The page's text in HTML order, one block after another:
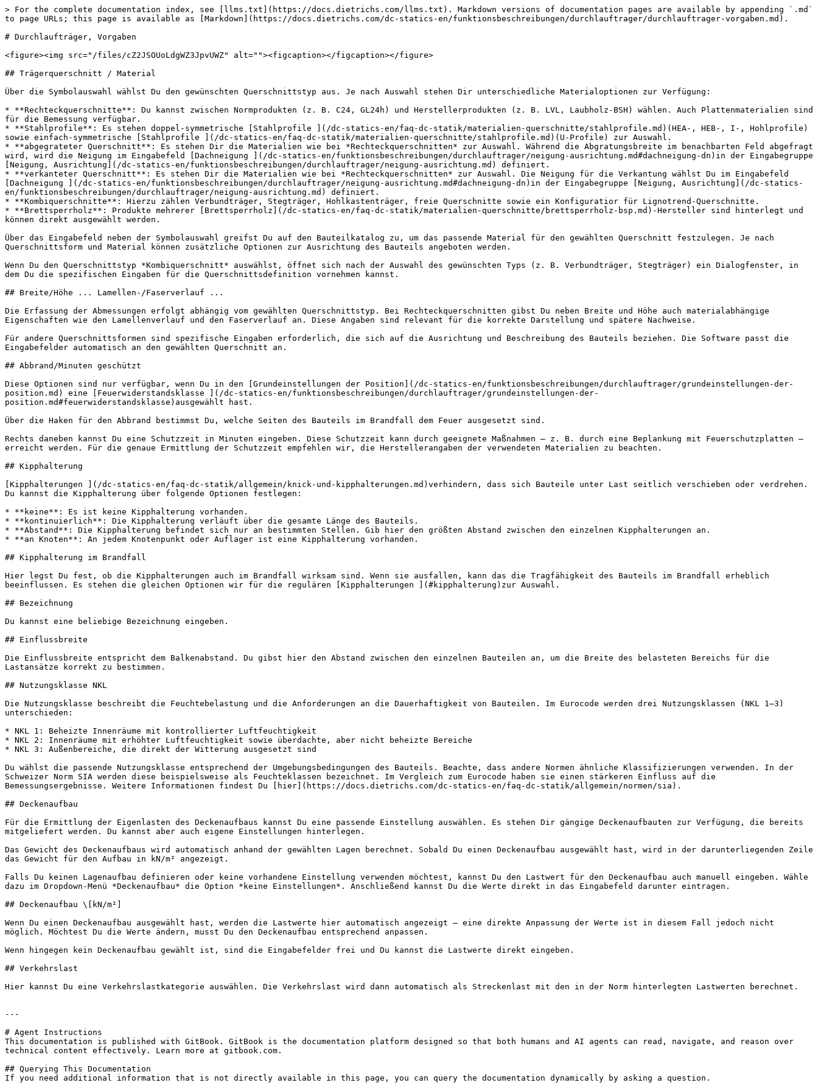
> For the complete documentation index, see [llms.txt](https://docs.dietrichs.com/llms.txt). Markdown versions of documentation pages are available by appending `.md`
to page URLs; this page is available as [Markdown](https://docs.dietrichs.com/dc-statics-en/funktionsbeschreibungen/durchlauftrager/durchlauftrager-vorgaben.md).
# Durchlaufträger, Vorgaben
<figure><img src="/files/cZ2JSOUoLdgWZ3JpvUWZ" alt=""><figcaption></figcaption></figure>
## Trägerquerschnitt / Material
Über die Symbolauswahl wählst Du den gewünschten Querschnittstyp aus. Je nach Auswahl stehen Dir unterschiedliche Materialoptionen zur Verfügung:
* **Rechteckquerschnitte**: Du kannst zwischen Normprodukten (z. B. C24, GL24h) und Herstellerprodukten (z. B. LVL, Laubholz-BSH) wählen. Auch Plattenmaterialien sind
für die Bemessung verfügbar.
* **Stahlprofile**: Es stehen doppel-symmetrische [Stahlprofile ](/dc-statics-en/faq-dc-statik/materialien-querschnitte/stahlprofile.md)(HEA-, HEB-, I-, Hohlprofile)
sowie einfach-symmetrische [Stahlprofile ](/dc-statics-en/faq-dc-statik/materialien-querschnitte/stahlprofile.md)(U-Profile) zur Auswahl.
* **abgegrateter Querschnitt**: Es stehen Dir die Materialien wie bei *Rechteckquerschnitten* zur Auswahl. Während die Abgratungsbreite im benachbarten Feld abgefragt
wird, wird die Neigung im Eingabefeld [Dachneigung ](/dc-statics-en/funktionsbeschreibungen/durchlauftrager/neigung-ausrichtung.md#dachneigung-dn)in der Eingabegruppe
[Neigung, Ausrichtung](/dc-statics-en/funktionsbeschreibungen/durchlauftrager/neigung-ausrichtung.md) definiert.
* **verkanteter Querschnitt**: Es stehen Dir die Materialien wie bei *Rechteckquerschnitten* zur Auswahl. Die Neigung für die Verkantung wählst Du im Eingabefeld
[Dachneigung ](/dc-statics-en/funktionsbeschreibungen/durchlauftrager/neigung-ausrichtung.md#dachneigung-dn)in der Eingabegruppe [Neigung, Ausrichtung](/dc-statics-
en/funktionsbeschreibungen/durchlauftrager/neigung-ausrichtung.md) definiert.
* **Kombiquerschnitte**: Hierzu zählen Verbundträger, Stegträger, Hohlkastenträger, freie Querschnitte sowie ein Konfiguratior für Lignotrend-Querschnitte.
* **Brettsperrholz**: Produkte mehrerer [Brettsperrholz](/dc-statics-en/faq-dc-statik/materialien-querschnitte/brettsperrholz-bsp.md)-Hersteller sind hinterlegt und
können direkt ausgewählt werden.
Über das Eingabefeld neben der Symbolauswahl greifst Du auf den Bauteilkatalog zu, um das passende Material für den gewählten Querschnitt festzulegen. Je nach
Querschnittsform und Material können zusätzliche Optionen zur Ausrichtung des Bauteils angeboten werden.
Wenn Du den Querschnittstyp *Kombiquerschnitt* auswählst, öffnet sich nach der Auswahl des gewünschten Typs (z. B. Verbundträger, Stegträger) ein Dialogfenster, in
dem Du die spezifischen Eingaben für die Querschnittsdefinition vornehmen kannst.
## Breite/Höhe ... Lamellen-/Faserverlauf ...
Die Erfassung der Abmessungen erfolgt abhängig vom gewählten Querschnittstyp. Bei Rechteckquerschnitten gibst Du neben Breite und Höhe auch materialabhängige
Eigenschaften wie den Lamellenverlauf und den Faserverlauf an. Diese Angaben sind relevant für die korrekte Darstellung und spätere Nachweise.
Für andere Querschnittsformen sind spezifische Eingaben erforderlich, die sich auf die Ausrichtung und Beschreibung des Bauteils beziehen. Die Software passt die
Eingabefelder automatisch an den gewählten Querschnitt an.
## Abbrand/Minuten geschützt
Diese Optionen sind nur verfügbar, wenn Du in den [Grundeinstellungen der Position](/dc-statics-en/funktionsbeschreibungen/durchlauftrager/grundeinstellungen-der-
position.md) eine [Feuerwiderstandsklasse ](/dc-statics-en/funktionsbeschreibungen/durchlauftrager/grundeinstellungen-der-
position.md#feuerwiderstandsklasse)ausgewählt hast.
Über die Haken für den Abbrand bestimmst Du, welche Seiten des Bauteils im Brandfall dem Feuer ausgesetzt sind.
Rechts daneben kannst Du eine Schutzzeit in Minuten eingeben. Diese Schutzzeit kann durch geeignete Maßnahmen – z. B. durch eine Beplankung mit Feuerschutzplatten –
erreicht werden. Für die genaue Ermittlung der Schutzzeit empfehlen wir, die Herstellerangaben der verwendeten Materialien zu beachten.
## Kipphalterung
[Kipphalterungen ](/dc-statics-en/faq-dc-statik/allgemein/knick-und-kipphalterungen.md)verhindern, dass sich Bauteile unter Last seitlich verschieben oder verdrehen.
Du kannst die Kipphalterung über folgende Optionen festlegen:
* **keine**: Es ist keine Kipphalterung vorhanden.
* **kontinuierlich**: Die Kipphalterung verläuft über die gesamte Länge des Bauteils.
* **Abstand**: Die Kipphalterung befindet sich nur an bestimmten Stellen. Gib hier den größten Abstand zwischen den einzelnen Kipphalterungen an.
* **an Knoten**: An jedem Knotenpunkt oder Auflager ist eine Kipphalterung vorhanden.
## Kipphalterung im Brandfall
Hier legst Du fest, ob die Kipphalterungen auch im Brandfall wirksam sind. Wenn sie ausfallen, kann das die Tragfähigkeit des Bauteils im Brandfall erheblich
beeinflussen. Es stehen die gleichen Optionen wir für die regulären [Kipphalterungen ](#kipphalterung)zur Auswahl.
## Bezeichnung
Du kannst eine beliebige Bezeichnung eingeben.
## Einflussbreite
Die Einflussbreite entspricht dem Balkenabstand. Du gibst hier den Abstand zwischen den einzelnen Bauteilen an, um die Breite des belasteten Bereichs für die
Lastansätze korrekt zu bestimmen.
## Nutzungsklasse NKL
Die Nutzungsklasse beschreibt die Feuchtebelastung und die Anforderungen an die Dauerhaftigkeit von Bauteilen. Im Eurocode werden drei Nutzungsklassen (NKL 1–3)
unterschieden:
* NKL 1: Beheizte Innenräume mit kontrollierter Luftfeuchtigkeit
* NKL 2: Innenräume mit erhöhter Luftfeuchtigkeit sowie überdachte, aber nicht beheizte Bereiche
* NKL 3: Außenbereiche, die direkt der Witterung ausgesetzt sind
Du wählst die passende Nutzungsklasse entsprechend der Umgebungsbedingungen des Bauteils. Beachte, dass andere Normen ähnliche Klassifizierungen verwenden. In der
Schweizer Norm SIA werden diese beispielsweise als Feuchteklassen bezeichnet. Im Vergleich zum Eurocode haben sie einen stärkeren Einfluss auf die
Bemessungsergebnisse. Weitere Informationen findest Du [hier](https://docs.dietrichs.com/dc-statics-en/faq-dc-statik/allgemein/normen/sia).
## Deckenaufbau
Für die Ermittlung der Eigenlasten des Deckenaufbaus kannst Du eine passende Einstellung auswählen. Es stehen Dir gängige Deckenaufbauten zur Verfügung, die bereits
mitgeliefert werden. Du kannst aber auch eigene Einstellungen hinterlegen.
Das Gewicht des Deckenaufbaus wird automatisch anhand der gewählten Lagen berechnet. Sobald Du einen Deckenaufbau ausgewählt hast, wird in der darunterliegenden Zeile
das Gewicht für den Aufbau in kN/m² angezeigt.
Falls Du keinen Lagenaufbau definieren oder keine vorhandene Einstellung verwenden möchtest, kannst Du den Lastwert für den Deckenaufbau auch manuell eingeben. Wähle
dazu im Dropdown-Menü *Deckenaufbau* die Option *keine Einstellungen*. Anschließend kannst Du die Werte direkt in das Eingabefeld darunter eintragen.
## Deckenaufbau \[kN/m²]
Wenn Du einen Deckenaufbau ausgewählt hast, werden die Lastwerte hier automatisch angezeigt – eine direkte Anpassung der Werte ist in diesem Fall jedoch nicht
möglich. Möchtest Du die Werte ändern, musst Du den Deckenaufbau entsprechend anpassen.
Wenn hingegen kein Deckenaufbau gewählt ist, sind die Eingabefelder frei und Du kannst die Lastwerte direkt eingeben.
## Verkehrslast
Hier kannst Du eine Verkehrslastkategorie auswählen. Die Verkehrslast wird dann automatisch als Streckenlast mit den in der Norm hinterlegten Lastwerten berechnet.
---
# Agent Instructions
This documentation is published with GitBook. GitBook is the documentation platform designed so that both humans and AI agents can read, navigate, and reason over
technical content effectively. Learn more at gitbook.com.
## Querying This Documentation
If you need additional information that is not directly available in this page, you can query the documentation dynamically by asking a question.